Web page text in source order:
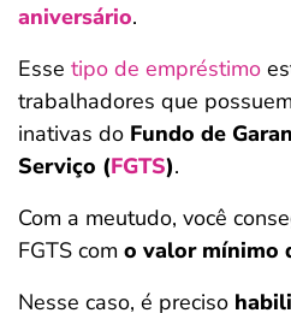
aniversário.
Esse tipo de empréstimo
trabalhadores que
inativas do Fundo de
Serviço (FGTS).
Com a meutudo, você
FGTS com o valor mínimo
Nesse caso, é preciso